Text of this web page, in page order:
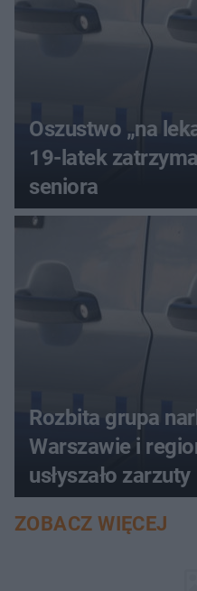
Oszustwo „na
19-latek
seniora
Rozbita grupa
Warszawie i
usłyszało zarzuty
ZOBACZ WIĘCEJ